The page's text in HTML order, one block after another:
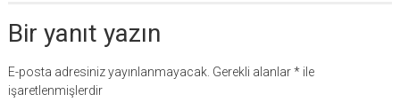
Bir yanıt yazın
E-posta adresiniz yayınlanmayacak. Gerekli alanlar*ile
işaretlenmişlerdir